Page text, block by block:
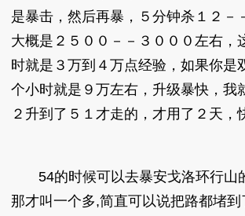
是暴击，然后再暴，５分钟杀１２－
大概是２５００－－３０００左右，
时就是３万到４万点经验，如果你是
个小时就是９万左右，升级暴快，我
２升到了５１才走的，才用了２天，
54的时候可以去暴安戈洛环行山
那才叫一个多,简直可以说把路都堵